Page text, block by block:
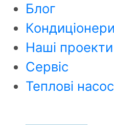
Блог
Кондиціонери
Наші проекти
Сервіс
Теплові